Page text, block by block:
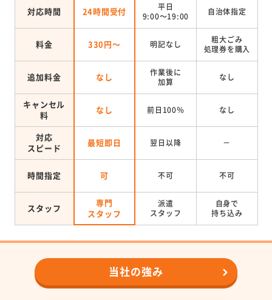
対応時間 24時間受付
平日
9:00～19:00
自治体指定
料金 330円～ 明記なし
粗大ごみ
処理券を購入
追加料金 なし
作業後に
加算
なし
キャンセル
料
なし 前日100％ なし
対応
スピード
最短即日 翌日以降 －
時間指定 可 不可 不可
スタッフ
専門
スタッフ
派遣
スタッフ
自身で
持ち込み
当社の強み